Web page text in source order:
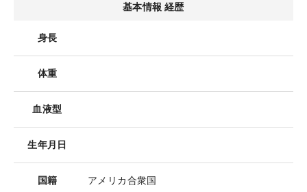
基本情報 経歴
身長
体重
血液型
生年月日
国籍 アメリカ合衆国